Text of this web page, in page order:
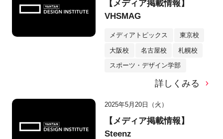
【メディア掲載情報】
VHSMAG
メディアトピックス 東京校
大阪校 名古屋校 札幌校
スポーツ・デザイン学部
詳しくみる
2025年5月20日（火）
【メディア掲載情報】
Steenz